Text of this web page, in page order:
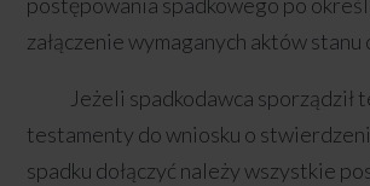
załączenie wymaganych aktów
Jeżeli spadkodawca sporządził
testamenty do wniosku o
spadku dołączyć należy wszystkie